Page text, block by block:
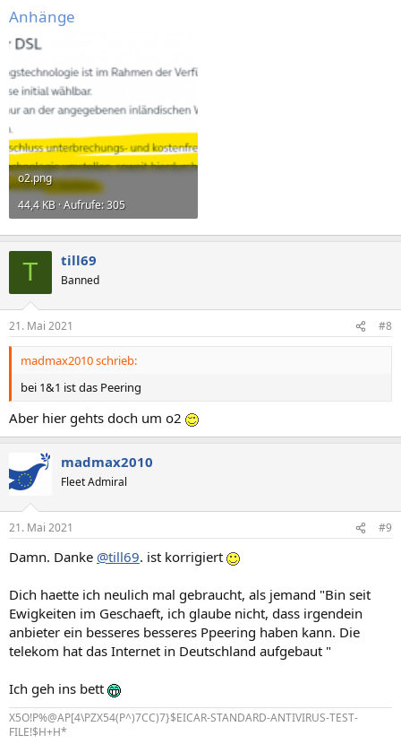
Anhänge
o2.png
44,4 KB · Aufrufe: 305
T till69
Banned
21. Mai 2021 #8
madmax2010 schrieb:
bei 1&1 ist das Peering
Aber hier gehts doch um o2
madmax2010
Fleet Admiral
21. Mai 2021 #9
Damn. Danke @till69. ist korrigiert
Dich haette ich neulich mal gebraucht, als jemand "Bin seit
Ewigkeiten im Geschaeft, ich glaube nicht, dass irgendein
anbieter ein besseres besseres Ppeering haben kann. Die
telekom hat das Internet in Deutschland aufgebaut "
Ich geh ins bett
X5O!P%@AP[4\PZX54(P^)7CC)7}$EICAR-STANDARD-ANTIVIRUS-TEST-
FILE!$H+H*